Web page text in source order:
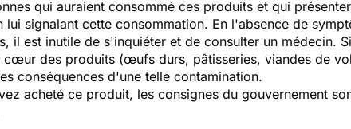
qui auraient consommé ces produits et qui
lui signalant cette consommation. En l'absence de
il est inutile de s'inquiéter et de consulter un médecin.
cœur des produits (œufs durs, pâtisseries, viandes de
conséquences d'une telle contamination.
acheté ce produit, les consignes du gouvernement